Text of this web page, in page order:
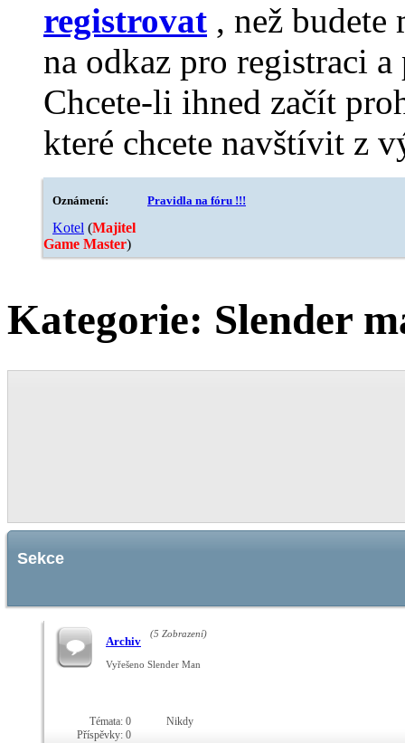
registrovat , než
na odkaz pro registraci
Chcete-li ihned začít
které chcete navštívit z
Oznámení: Pravidla na fóru !!!
Kotel ‎(Majitel
Game Master)
Kategorie: Slender
Sekce
Archiv
(5 Zobrazení)
Vyřešeno Slender Man
Témata: 0
Příspěvky: 0
Nikdy